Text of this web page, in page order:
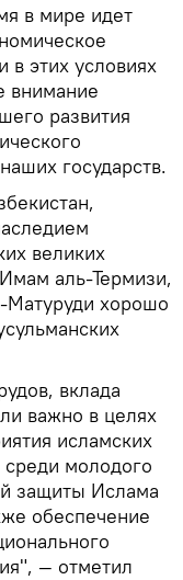
в мире идет
в этих условиях
внимание
развития
государств.
великих
аль-Термизи,
хорошо
вклада
важно в целях
исламских
молодого
защиты Ислама
обеспечение
— отметил